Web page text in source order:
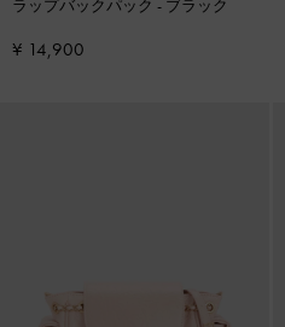
ラップバックパック - ブラック
¥ 14,900